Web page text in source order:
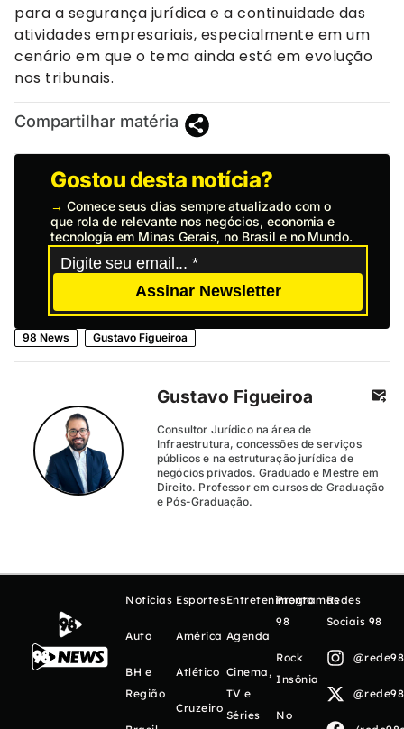
para a segurança jurídica e a continuidade das
atividades empresariais, especialmente em um
cenário em que o tema ainda está em evolução
nos tribunais.
Compartilhar matéria
Gostou desta notícia?
→ Comece seus dias sempre atualizado com o
que rola de relevante nos negócios, economia e
tecnologia em Minas Gerais, no Brasil e no Mundo.
Assinar Newsletter
98 News Gustavo Figueiroa
Gustavo Figueiroa
Consultor Jurídico na área de
Infraestrutura, concessões de serviços
públicos e na estruturação jurídica de
negócios privados. Graduado e Mestre em
Direito. Professor em cursos de Graduação
e Pós-Graduação.
Notícias
Auto
BH e
Região
Esportes
América
Atlético
Cruzeiro
Entretenimento
Agenda
Cinema,
TV e
Séries
Programas
98
Rock
Insônia
No
Redes
Sociais 98